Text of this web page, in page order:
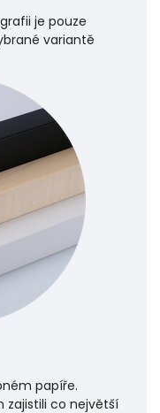
je pouze
variantě
papíře.
zajistili co největší